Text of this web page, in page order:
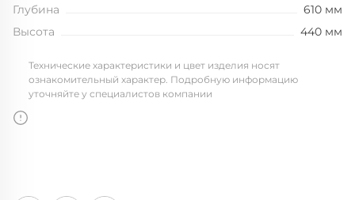
Глубина
610 мм
Высота
440 мм
Технические характеристики и цвет изделия носят
ознакомительный характер. Подробную информацию
уточняйте у специалистов компании